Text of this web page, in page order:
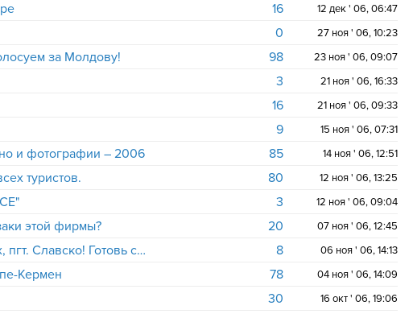
16
12 дек ' 06, 06:47
0
27 ноя ' 06, 10:23
за Молдову! 98
23 ноя ' 06, 09:07
3
21 ноя ' 06, 16:33
16
21 ноя ' 06, 09:33
9
15 ноя ' 06, 07:31
и фотографии – 2006 85
14 ноя ' 06, 12:51
туристов. 80
12 ноя ' 06, 13:25
3
12 ноя ' 06, 09:04
этой фирмы? 20
07 ноя ' 06, 12:45
Новый год 2007 в Украинских Карпатах, пгт. Славско! Готовь сани летом! Зазываем желающих! 8
06 ноя ' 06, 14:13
Кермен 78
04 ноя ' 06, 14:09
30
16 окт ' 06, 19:06